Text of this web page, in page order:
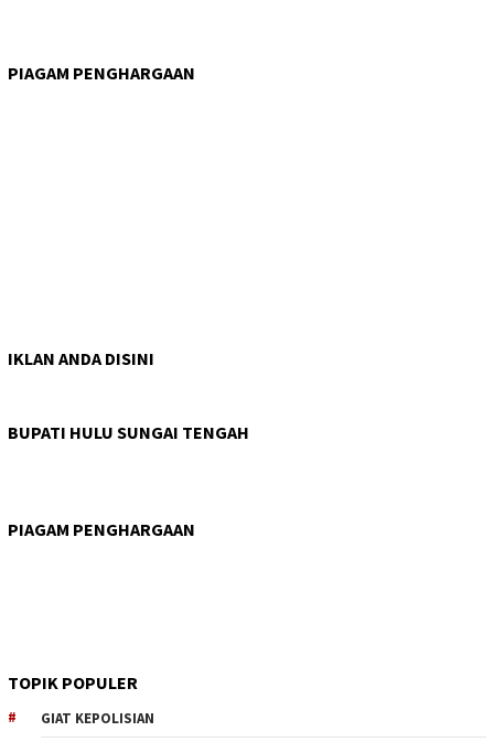
PIAGAM PENGHARGAAN
IKLAN ANDA DISINI
BUPATI HULU SUNGAI TENGAH
PIAGAM PENGHARGAAN
TOPIK POPULER
GIAT KEPOLISIAN